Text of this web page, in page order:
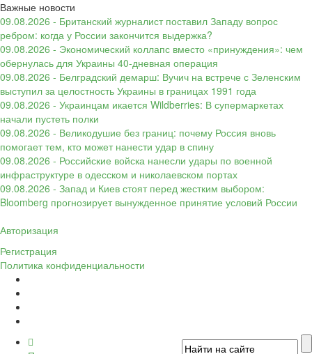
Важные новости
09.08.2026 - Британский журналист поставил Западу вопрос
ребром: когда у России закончится выдержка?
09.08.2026 - Экономический коллапс вместо «принуждения»: чем
обернулась для Украины 40-дневная операция
09.08.2026 - Белградский демарш: Вучич на встрече с Зеленским
выступил за целостность Украины в границах 1991 года
09.08.2026 - Украинцам икается Wildberries: В супермаркетах
начали пустеть полки
09.08.2026 - Великодушие без границ: почему Россия вновь
помогает тем, кто может нанести удар в спину
09.08.2026 - Российские войска нанесли удары по военной
инфраструктуре в одесском и николаевском портах
09.08.2026 - Запад и Киев стоят перед жестким выбором:
Bloomberg прогнозирует вынужденное принятие условий России
Авторизация
Регистрация
Политика конфиденциальности